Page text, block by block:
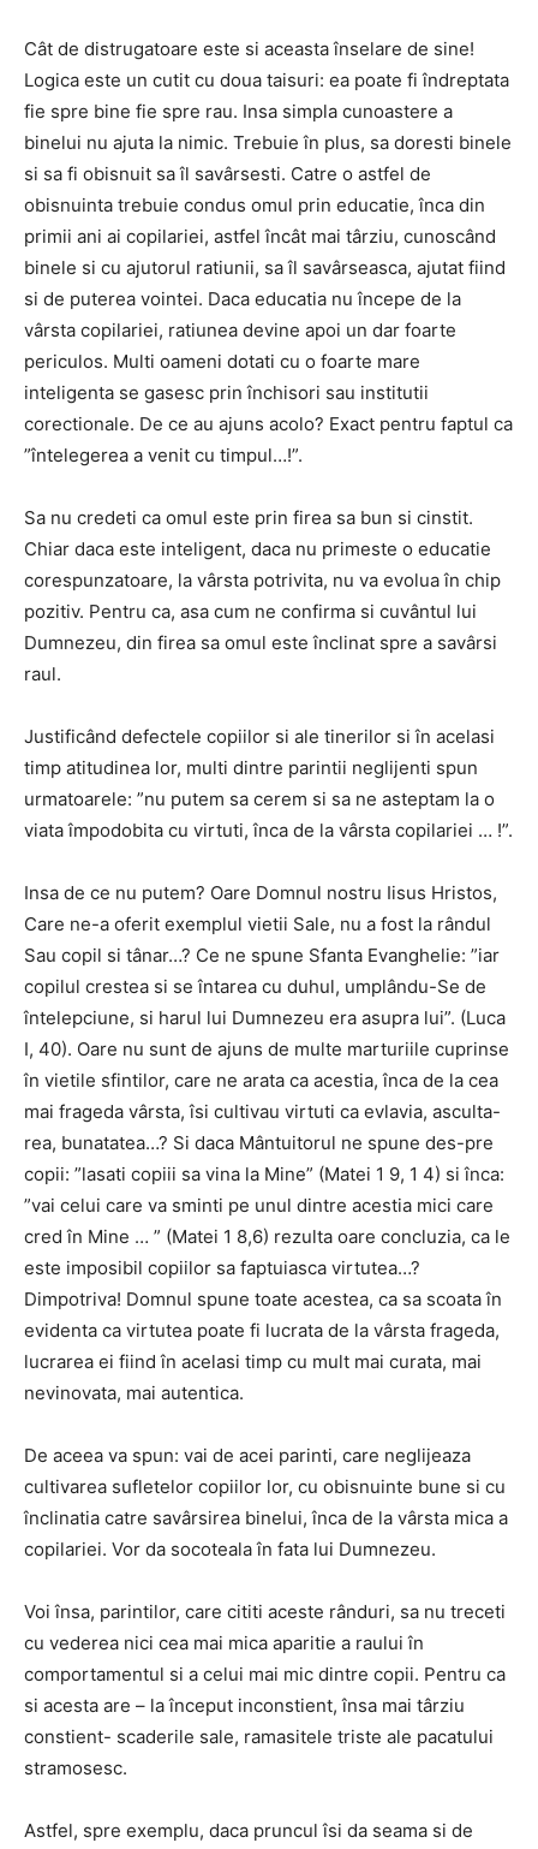
Cât de distrugatoare este si aceasta înselare de sine!
Logica este un cutit cu doua taisuri: ea poate fi îndreptata
fie spre bine fie spre rau. Insa simpla cunoastere a
binelui nu ajuta la nimic. Trebuie în plus, sa doresti binele
si sa fi obisnuit sa îl savârsesti. Catre o astfel de
obisnuinta trebuie condus omul prin educatie, înca din
primii ani ai copilariei, astfel încât mai târziu, cunoscând
binele si cu ajutorul ratiunii, sa îl savârseasca, ajutat fiind
si de puterea vointei. Daca educatia nu începe de la
vârsta copilariei, ratiunea devine apoi un dar foarte
periculos. Multi oameni dotati cu o foarte mare
inteligenta se gasesc prin închisori sau institutii
corectionale. De ce au ajuns acolo? Exact pentru faptul ca
”întelegerea a venit cu timpul…!”.
Sa nu credeti ca omul este prin firea sa bun si cinstit.
Chiar daca este inteligent, daca nu primeste o educatie
corespunzatoare, la vârsta potrivita, nu va evolua în chip
pozitiv. Pentru ca, asa cum ne confirma si cuvântul lui
Dumnezeu, din firea sa omul este înclinat spre a savârsi
raul.
Justificând defectele copiilor si ale tinerilor si în acelasi
timp atitudinea lor, multi dintre parintii neglijenti spun
urmatoarele: ”nu putem sa cerem si sa ne asteptam la o
viata împodobita cu virtuti, înca de la vârsta copilariei … !”.
Insa de ce nu putem? Oare Domnul nostru Iisus Hristos,
Care ne-a oferit exemplul vietii Sale, nu a fost la rândul
Sau copil si tânar…? Ce ne spune Sfanta Evanghelie: ”iar
copilul crestea si se întarea cu duhul, umplându-Se de
întelepciune, si harul lui Dumnezeu era asupra lui”. (Luca
I, 40). Oare nu sunt de ajuns de multe marturiile cuprinse
în vietile sfintilor, care ne arata ca acestia, înca de la cea
mai frageda vârsta, îsi cultivau virtuti ca evlavia, asculta-
rea, bunatatea…? Si daca Mântuitorul ne spune des-pre
copii: ”lasati copiii sa vina la Mine” (Matei 1 9, 1 4) si înca:
”vai celui care va sminti pe unul dintre acestia mici care
cred în Mine … ” (Matei 1 8,6) rezulta oare concluzia, ca le
este imposibil copiilor sa faptuiasca virtutea…?
Dimpotriva! Domnul spune toate acestea, ca sa scoata în
evidenta ca virtutea poate fi lucrata de la vârsta frageda,
lucrarea ei fiind în acelasi timp cu mult mai curata, mai
nevinovata, mai autentica.
De aceea va spun: vai de acei parinti, care neglijeaza
cultivarea sufletelor copiilor lor, cu obisnuinte bune si cu
înclinatia catre savârsirea binelui, înca de la vârsta mica a
copilariei. Vor da socoteala în fata lui Dumnezeu.
Voi însa, parintilor, care cititi aceste rânduri, sa nu treceti
cu vederea nici cea mai mica aparitie a raului în
comportamentul si a celui mai mic dintre copii. Pentru ca
si acesta are – la început inconstient, însa mai târziu
constient- scaderile sale, ramasitele triste ale pacatului
stramosesc.
Astfel, spre exemplu, daca pruncul îsi da seama si de